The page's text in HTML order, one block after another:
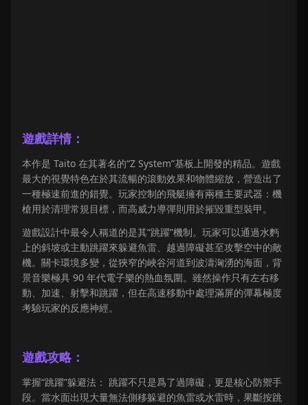
遊戲詳情：
本作是 Taito 在其著名的“Z System”基板上開發的精品。遊戲
最大的視覺特色在於其流暢的滾動效果和物體縮放，營造出了
一種極速前進的錯覺。玩家控制的飛艇擁有兩種主要武器：機
槍用於清理常規目標，而高威力導彈則用於摧毀重型裝甲。
遊戲設計中最令人稱道的是其“跳躍”機制。玩家可以通過水麪
上的斜坡或主動跳躍來躲避魚雷、越過障礙甚至攻擊空中的敵
機。關卡環境多變，從狹窄的峽谷河道到波濤洶湧的海面，背
景音樂極具 90 年代電子樂的熱血氛圍。雖然操作只有左右移
動、加速、射擊和跳躍，但在高速移動中處理滿屏的彈幕極度
考驗玩家的反應神經。
遊戲攻略：
掌握“跳躍”躲避法： 跳躍不只是爲了過障礙，更是核心防禦手
段。當水面出現大量無法側移躲避的魚雷或水雷時，果斷按跳